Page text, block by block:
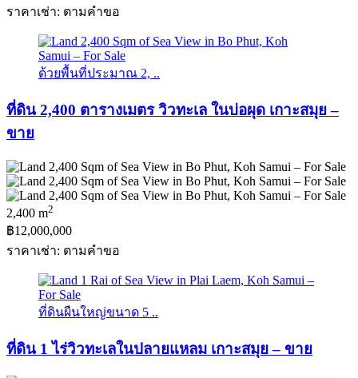
ราคาเช่า: ตามคําขอ
ด้วยพื้นที่ประมาณ 2, ..
ที่ดิน 2,400 ตารางเมตร วิวทะเล ในบ่อผุด เกาะสมุย –
ขาย
2,400 m2
฿12,000,000
ราคาเช่า: ตามคําขอ
ที่ดินผืนใหญ่ขนาด 5 ..
ที่ดิน 1 ไร่วิวทะเลในปลายแหลม เกาะสมุย – ขาย